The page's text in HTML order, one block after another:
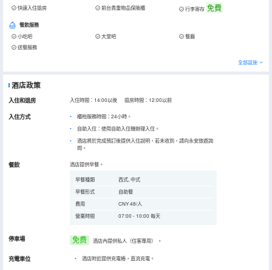
快速入住退房
前台貴重物品保險櫃 行李寄存 免費
餐飲服務
小吃吧 大堂吧
餐廳
送餐服務
全部設施
酒店政策
入住和退房 入住時間：14:00以後 退房時間：12:00以前
入住方式
櫃枱服務時間：24小時。
自助入住：使用自助入住機辦理入住。
酒店將於完成預訂後提供入住說明，若未收到，請向永安旅遊詢
問。
餐飲 酒店提供早餐。
早餐種類
西式, 中式
早餐形式
自助餐
費用
CNY 48/人
營業時間
07:00 - 10:00 每天
停車場 免费 酒店內提供私人（住客專用） 。
充電車位 • 酒店附近提供充電樁，直流充電。